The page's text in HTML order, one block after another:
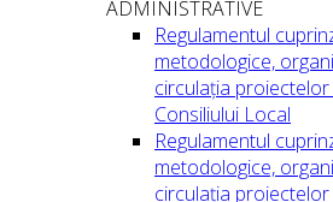
ADMINISTRATIVE
Regulamentul
metodologice,
circulația
Consiliului Local
Regulamentul
metodologice,
circulația